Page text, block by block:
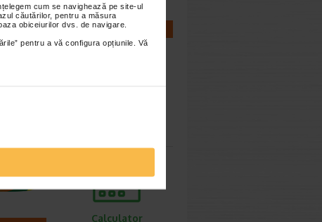
cum se navighează pe site-ul
căutărilor, pentru a măsura
obiceiurilor dvs. de navigare.
pentru a vă configura opțiunile. Vă
CALCULATOARE
Calculator